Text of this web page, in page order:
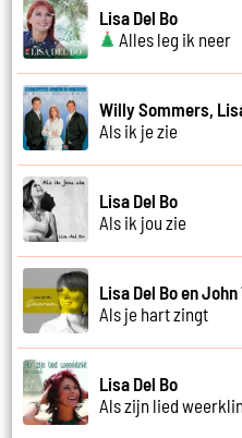
Lisa Del Bo
Alles leg ik neer
Willy Sommers,
Als ik je zie
Lisa Del Bo
Als ik jou zie
Lisa Del Bo en
Als je hart zingt
Lisa Del Bo
Als zijn lied